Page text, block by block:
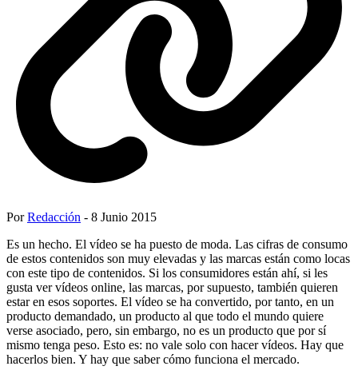
PorRedacción - 8 Junio 2015
Es un hecho. El vídeo se ha puesto de moda. Las cifras de consumo
de estos contenidos son muy elevadas y las marcas están como locas
con este tipo de contenidos. Si los consumidores están ahí, si les
gusta ver vídeos online, las marcas, por supuesto, también quieren
estar en esos soportes. El vídeo se ha convertido, por tanto, en un
producto demandado, un producto al que todo el mundo quiere
verse asociado, pero, sin embargo, no es un producto que por sí
mismo tenga peso. Esto es: no vale solo con hacer vídeos. Hay que
hacerlos bien. Y hay que saber cómo funciona el mercado.